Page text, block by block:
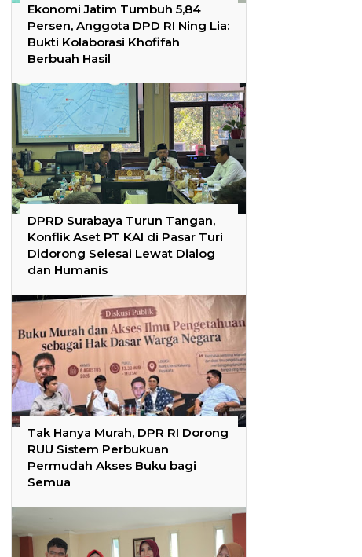
Ekonomi Jatim Tumbuh 5,84
Persen, Anggota DPD RI Ning Lia:
Bukti Kolaborasi Khofifah
Berbuah Hasil
DPRD Surabaya Turun Tangan,
Konflik Aset PT KAI di Pasar Turi
Didorong Selesai Lewat Dialog
dan Humanis
Tak Hanya Murah, DPR RI Dorong
RUU Sistem Perbukuan
Permudah Akses Buku bagi
Semua